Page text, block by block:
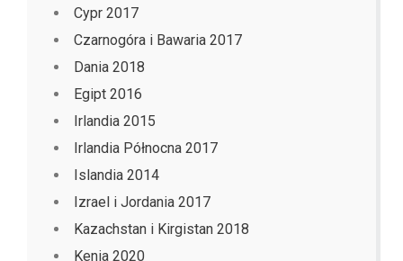
Cypr 2017
Czarnogóra i Bawaria 2017
Dania 2018
Egipt 2016
Irlandia 2015
Irlandia Północna 2017
Islandia 2014
Izrael i Jordania 2017
Kazachstan i Kirgistan 2018
Kenia 2020